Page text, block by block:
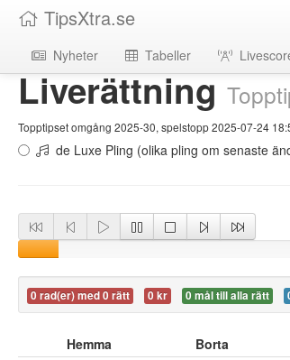
TipsXtra.se
Nyheter Tabeller
Liverättning
Topptipset omgång 2025-30, spelstopp 2025-07-24
de Luxe Pling (olika pling om senaste
0 rad(er) med 0 rätt 0 kr 0 mål till alla rätt
Hemma Borta